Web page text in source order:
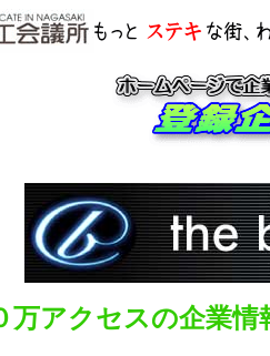
万アクセスの企業